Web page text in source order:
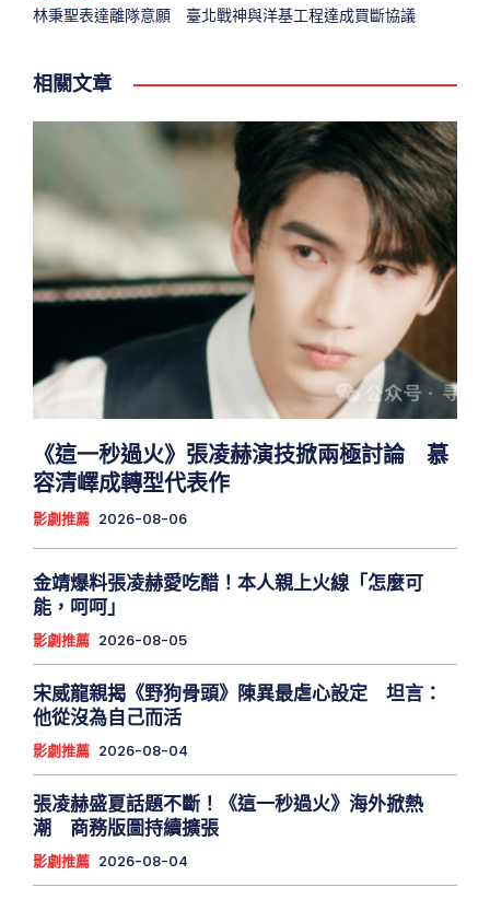
林秉聖表達離隊意願 臺北戰神與洋基工程達成買斷協議
相關文章
《這一秒過火》張凌赫演技掀兩極討論 慕
容清嶧成轉型代表作
影劇推薦 2026-08-06
金靖爆料張凌赫愛吃醋！本人親上火線「怎麼可
能，呵呵」
影劇推薦 2026-08-05
宋威龍親揭《野狗骨頭》陳異最虐心設定 坦言：
他從沒為自己而活
影劇推薦 2026-08-04
張凌赫盛夏話題不斷！《這一秒過火》海外掀熱
潮 商務版圖持續擴張
影劇推薦 2026-08-04